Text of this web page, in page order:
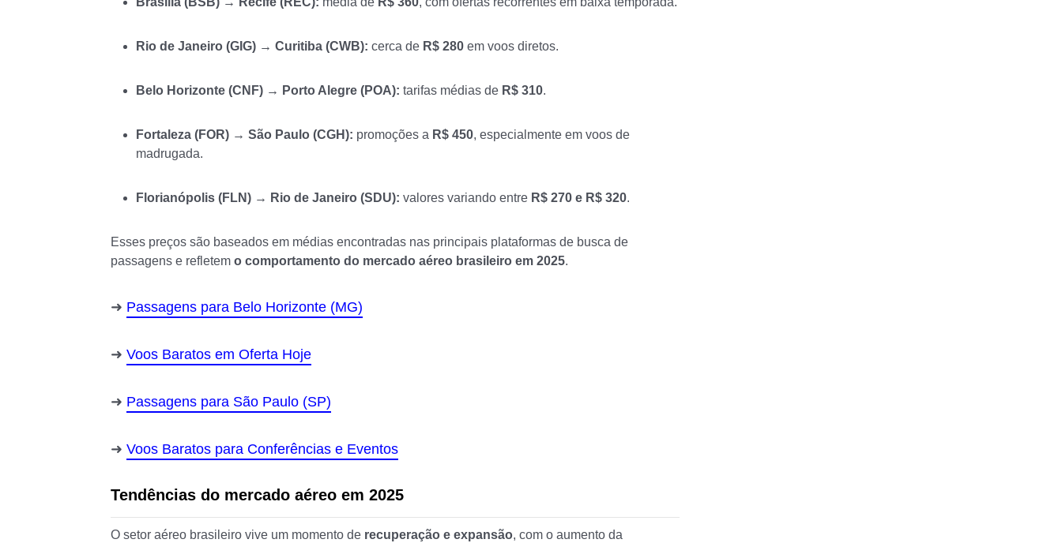
Rio de Janeiro (GIG) → Curitiba (CWB): cerca de R$ 280 em voos diretos.
Belo Horizonte (CNF) → Porto Alegre (POA): tarifas médias de R$ 310.
Fortaleza (FOR) → São Paulo (CGH): promoções a R$ 450, especialmente em voos de
madrugada.
Florianópolis (FLN) → Rio de Janeiro (SDU): valores variando entre R$ 270 e R$ 320.
Esses preços são baseados em médias encontradas nas principais plataformas de busca de
passagens e refletem o comportamento do mercado aéreo brasileiro em 2025.
Passagens para Belo Horizonte (MG)
Voos Baratos em Oferta Hoje
Passagens para São Paulo (SP)
Voos Baratos para Conferências e Eventos
Tendências do mercado aéreo em 2025
O setor aéreo brasileiro vive um momento de recuperação e expansão, com o aumento da